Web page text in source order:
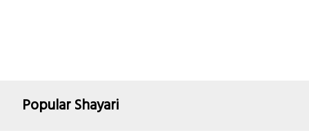
Popular Shayari